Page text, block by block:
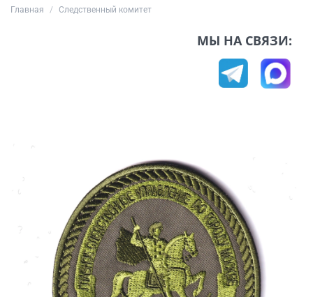
Главная Следственный комитет
МЫ НА СВЯЗИ: